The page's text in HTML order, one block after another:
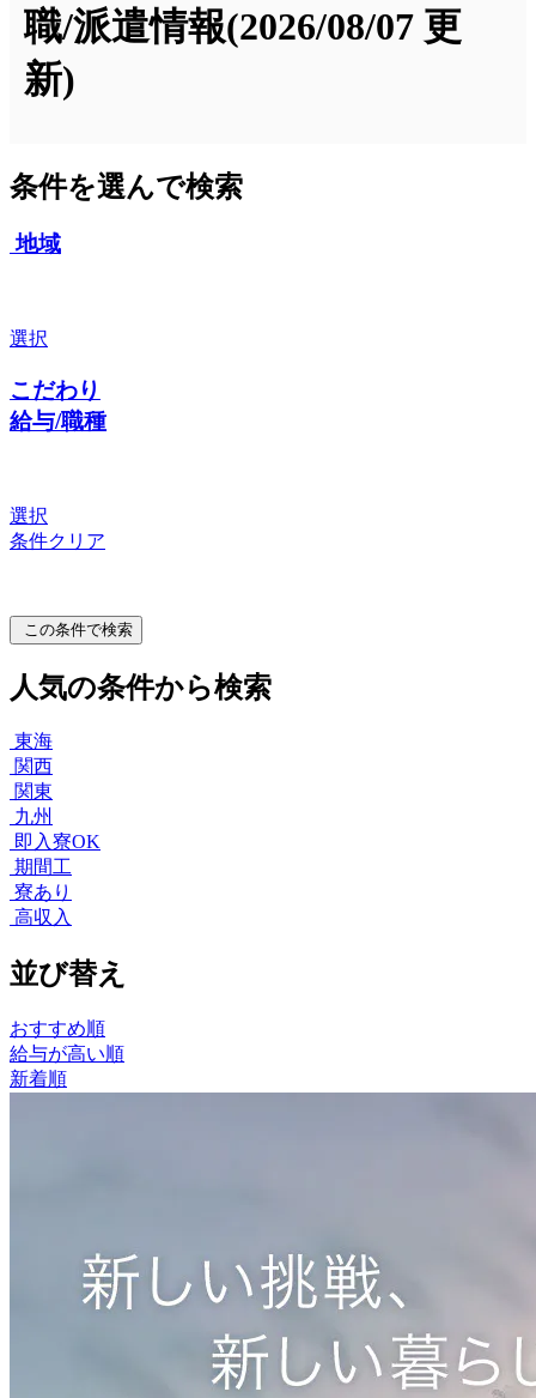
職/派遣情報(2026/08/07 更
新)
条件を選んで検索
地域
選択
こだわり
給与/職種
選択
条件クリア
この条件で検索
人気の条件から検索
東海
関西
関東
九州
即入寮OK
期間工
寮あり
高収入
並び替え
おすすめ順
給与が高い順
新着順